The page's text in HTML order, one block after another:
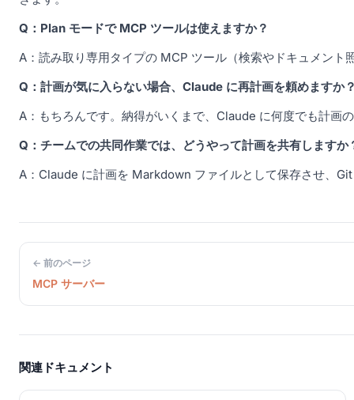
Q：Plan モードで MCP ツールは使えますか？
A：読み取り専用タイプの MCP ツール（検索やドキュメン
Q：計画が気に入らない場合、Claude に再計画を頼めますか
A：もちろんです。納得がいくまで、Claude に何度でも計画
Q：チームでの共同作業では、どうやって計画を共有しますか
A：Claude に計画を Markdown ファイルとして保存させ、
← 前のページ
MCP サーバー
関連ドキュメント